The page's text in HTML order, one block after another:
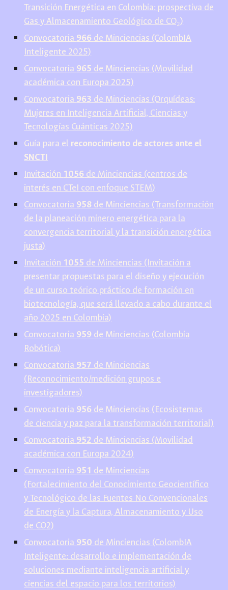
Transición Energética en Colombia: prospectiva de
Gas y Almacenamiento Geológico de CO₂)
Convocatoria 966 de Minciencias (ColombIA
Inteligente 2025)
Convocatoria 965 de Minciencias (Movilidad
académica con Europa 2025)
Convocatoria 963 de Minciencias (Orquídeas:
Mujeres en Inteligencia Artificial, Ciencias y
Tecnologías Cuánticas 2025)
Guía para el reconocimiento de actores ante el
SNCTI
Invitación 1056 de Minciencias (centros de
interés en CTeI con enfoque STEM)
Convocatoria 958 de Minciencias (Transformación
de la planeación minero energética para la
convergencia territorial y la transición energética
justa)
Invitación 1055 de Minciencias (Invitación a
presentar propuestas para el diseño y ejecución
de un curso teórico práctico de formación en
biotecnología, que será llevado a cabo durante el
año 2025 en Colombia)
Convocatoria 959 de Minciencias (Colombia
Robótica)
Convocatoria 957 de Minciencias
(Reconocimiento/medición grupos e
investigadores)
Convocatoria 956 de Minciencias (Ecosistemas
de ciencia y paz para la transformación territorial)
Convocatoria 952 de Minciencias (Movilidad
académica con Europa 2024)
Convocatoria 951 de Minciencias
(Fortalecimiento del Conocimiento Geocientífico
y Tecnológico de las Fuentes No Convencionales
de Energía y la Captura, Almacenamiento y Uso
de CO2)
Convocatoria 950 de Minciencias (ColombIA
Inteligente: desarrollo e implementación de
soluciones mediante inteligencia artificial y
ciencias del espacio para los territorios)